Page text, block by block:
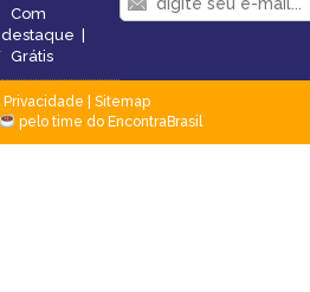
Com
destaque
Grátis
Privacidade
Sitemap
pelo time do EncontraBrasil